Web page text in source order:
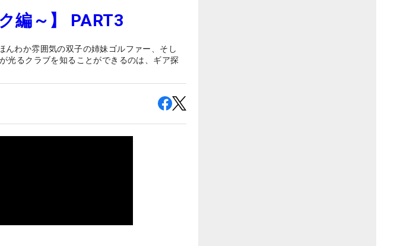
編～】 PART3
わか雰囲気の双子の姉妹ゴルファー、そし
光るクラブを知ることができるのは、ギア探